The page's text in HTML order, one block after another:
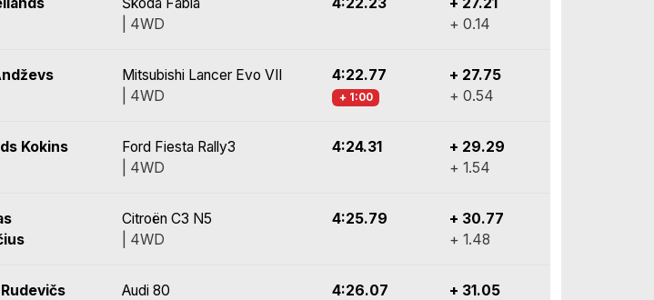
| 4WD
+ 0.14
Mitsubishi Lancer Evo VII
| 4WD
4:22.77
+ 1:00
+ 27.75
+ 0.54
Kokins
Ford Fiesta Rally3
| 4WD
4:24.31
+ 29.29
+ 1.54
Citroën C3 N5
| 4WD
4:25.79
+ 30.77
+ 1.48
Audi 80
4:26.07
+ 31.05